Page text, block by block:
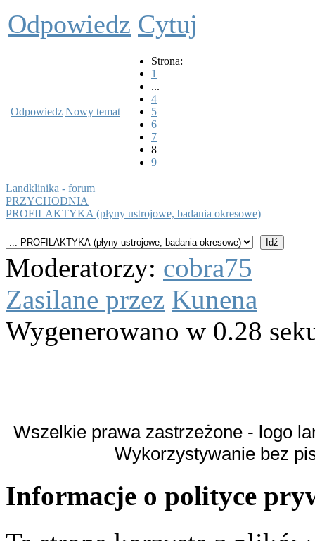
Odpowiedz Cytuj
Odpowiedz Nowy temat
Strona:
1
...
4
5
6
7
8
9
Landklinika - forum
PRZYCHODNIA
PROFILAKTYKA (płyny ustrojowe, badania okresowe)
Moderatorzy: cobra75
Zasilane przez Kunena
Wygenerowano w 0.28
Wszelkie prawa zastrzeżone - logo
Wykorzystywanie bez
Informacje o polityce